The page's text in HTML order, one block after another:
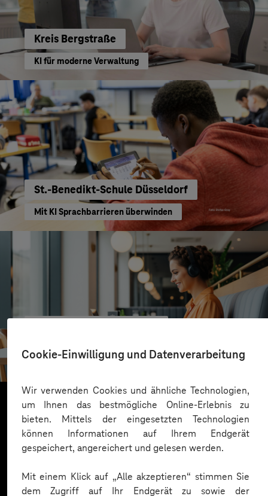
Cookie-Einwilligung und Datenverarbeitung
Wir verwenden Cookies und ähnliche Technologien,
um Ihnen das bestmögliche Online-Erlebnis zu
bieten. Mittels der eingesetzten Technologien
können Informationen auf Ihrem Endgerät
gespeichert, angereichert und gelesen werden.
Mit einem Klick auf „Alle akzeptieren“ stimmen Sie
dem Zugriff auf Ihr Endgerät zu sowie der
Kreis Bergstraße
KI für moderne Verwaltung
St.-Benedikt-Schule Düsseldorf
Mit KI Sprachbarrieren überwinden
Skalierbare Vertriebsplattform mit KI und Low-
Mehr laden